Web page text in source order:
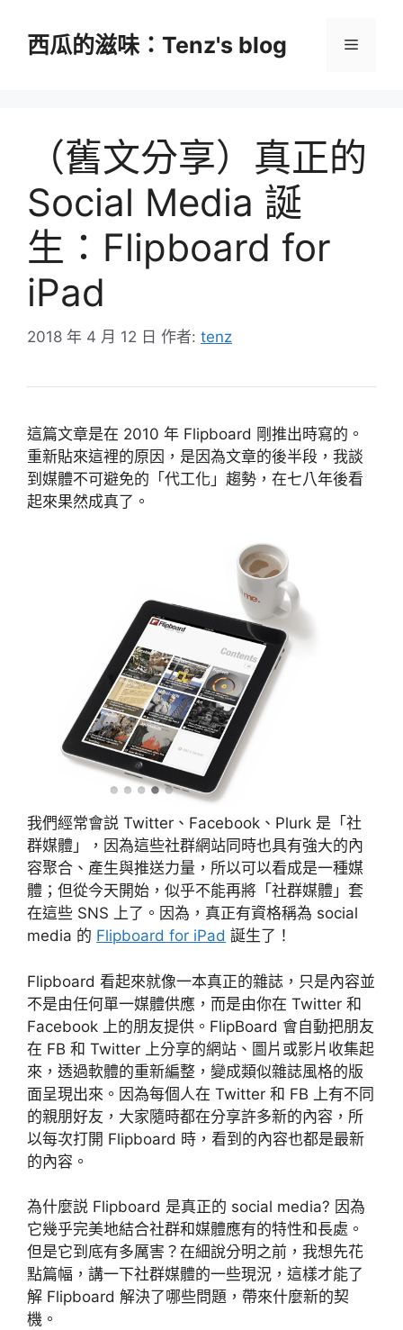
西瓜的滋味：Tenz's blog 選
（舊文分享）真正的
Social Media 誕
生：Flipboard for
iPad
2018 年 4 月 12 日 作者: tenz
這篇文章是在 2010 年 Flipboard 剛推出時寫的。
重新貼來這裡的原因，是因為文章的後半段，我談
到媒體不可避免的「代工化」趨勢，在七八年後看
起來果然成真了。
我們經常會説 Twitter、Facebook、Plurk 是「社
群媒體」，因為這些社群網站同時也具有強大的內
容聚合、產生與推送力量，所以可以看成是一種媒
體；但從今天開始，似乎不能再將「社群媒體」套
在這些 SNS 上了。因為，真正有資格稱為 social
media 的 Flipboard for iPad 誕生了！
Flipboard 看起來就像一本真正的雜誌，只是內容並
不是由任何單一媒體供應，而是由你在 Twitter 和
Facebook 上的朋友提供。FlipBoard 會自動把朋友
在 FB 和 Twitter 上分享的網站、圖片或影片收集起
來，透過軟體的重新編整，變成類似雜誌風格的版
面呈現出來。因為每個人在 Twitter 和 FB 上有不同
的親朋好友，大家隨時都在分享許多新的內容，所
以每次打開 Flipboard 時，看到的內容也都是最新
的內容。
為什麼説 Flipboard 是真正的 social media? 因為
它幾乎完美地結合社群和媒體應有的特性和長處。
但是它到底有多厲害？在細說分明之前，我想先花
點篇幅，講一下社群媒體的一些現況，這樣才能了
解 Flipboard 解決了哪些問題，帶來什麼新的契
機。